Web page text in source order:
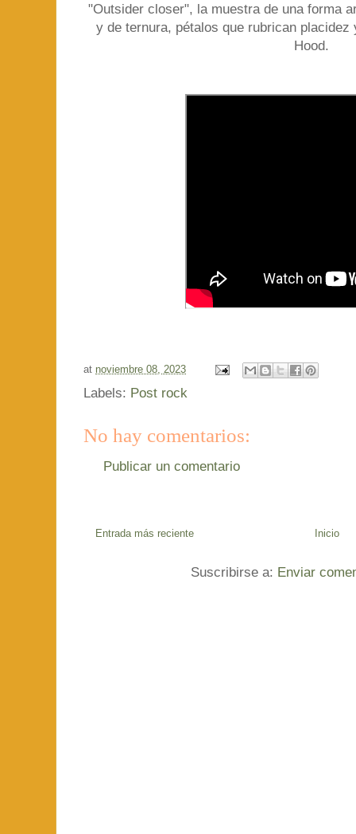
"Outsider closer", la muestra de una forma
y de ternura, pétalos que rubrican
Hood.
at noviembre 08, 2023
Labels: Post rock
No hay comentarios:
Publicar un comentario
Entrada más reciente Inicio
Suscribirse a: Enviar